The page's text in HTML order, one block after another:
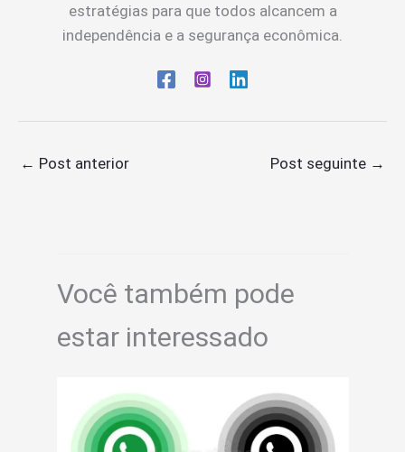
estratégias para que todos alcancem a
independência e a segurança econômica.
← Post anterior Post seguinte →
Você também pode
estar interessado